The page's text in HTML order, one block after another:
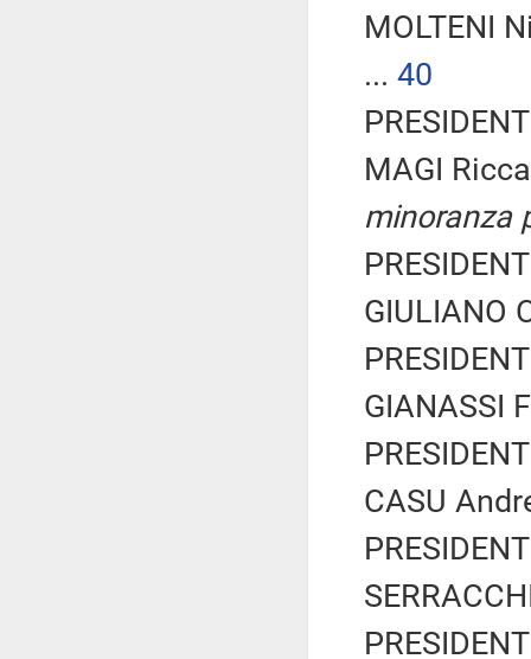
MOLTENI
... 40
MAGI
minoranza
GIULIANO
GIANASSI
CASU